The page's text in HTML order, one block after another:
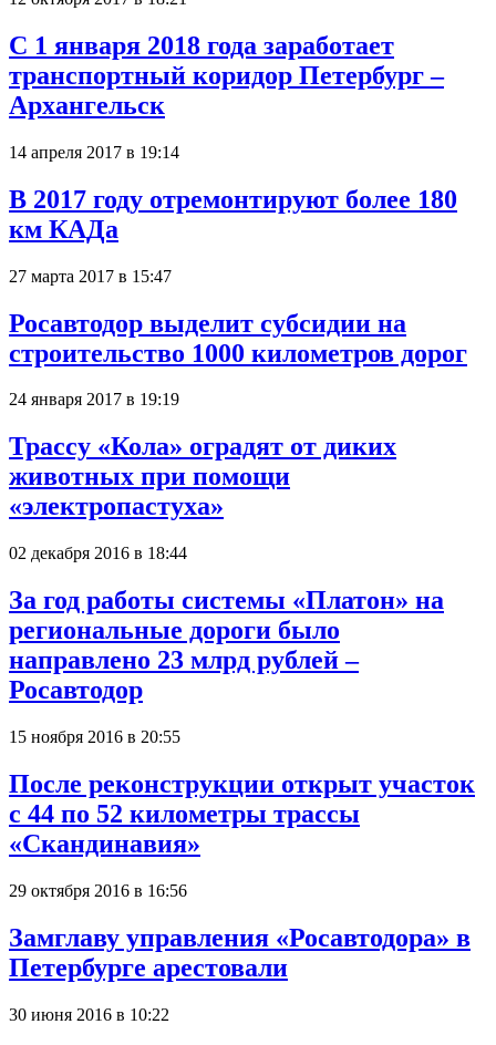
С 1 января 2018 года заработает
транспортный коридор Петербург –
Архангельск
14 апреля 2017 в 19:14
В 2017 году отремонтируют более 180
км КАДа
27 марта 2017 в 15:47
Росавтодор выделит субсидии на
строительство 1000 километров дорог
24 января 2017 в 19:19
Трассу «Кола» оградят от диких
животных при помощи
«электропастуха»
02 декабря 2016 в 18:44
За год работы системы «Платон» на
региональные дороги было
направлено 23 млрд рублей –
Росавтодор
15 ноября 2016 в 20:55
После реконструкции открыт участок
с 44 по 52 километры трассы
«Скандинавия»
29 октября 2016 в 16:56
Замглаву управления «Росавтодора» в
Петербурге арестовали
30 июня 2016 в 10:22